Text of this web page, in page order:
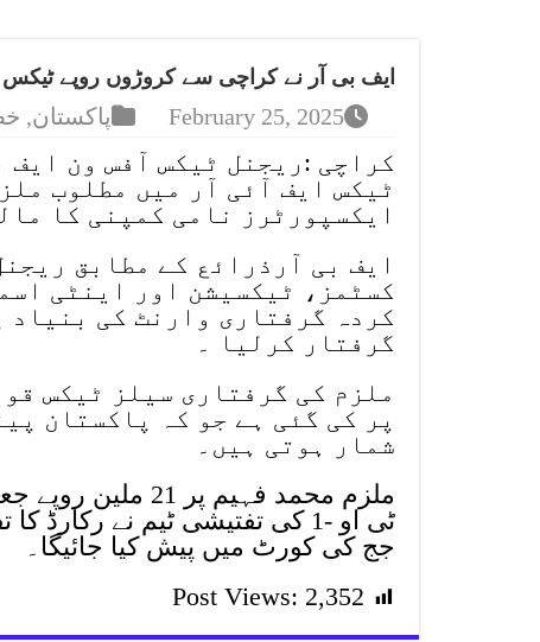
ایف بی آر نے کراچی سے کروڑوں روپے ٹیکس
February 25, 2025 پاکستان,
کراچی :ریجنل ٹیکس آفس ون ایف
ٹیکس ایف آئی آر میں مطلوب
ایکسپورٹرز نامی کمپنی کا
ایف بی آرذرائع کے مطابق
کسٹمز، ٹیکسیشن اور اینٹی
کردہ گرفتاری وارنٹ کی بنیاد
گرفتار کرلیا ۔
ملزم کی گرفتاری سیلز ٹیکس
پر کی گئی ہے جو کہ پاکستان
شمار ہوتی ہیں۔
ملزم محمد فہیم
ٹی او -1 کی تفتیشی ٹیم نے
جج کی کورٹ میں پیش کیا جائیگا۔
Post Views: 2,352